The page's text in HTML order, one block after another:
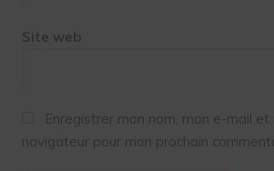
Site web
Enregistrer mon nom, mon e-mail
navigateur pour mon prochain